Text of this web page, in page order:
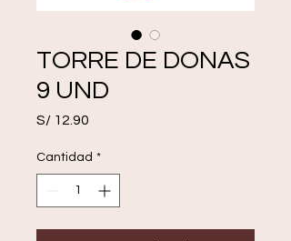
TORRE DE DONAS
9 UND
S/ 12.90
Cantidad *